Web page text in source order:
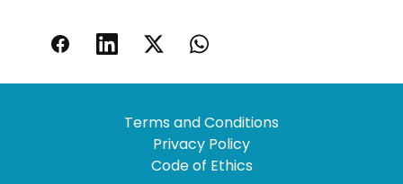
Terms and Conditions
Privacy Policy
Code of Ethics